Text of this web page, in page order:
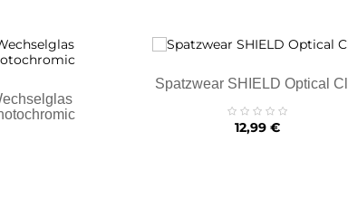
Spatzwear SHIELD Optical
Preis
12,99 €